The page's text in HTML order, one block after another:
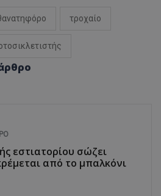
τροχαίο
εστιατορίου σώζει
από το μπαλκόνι